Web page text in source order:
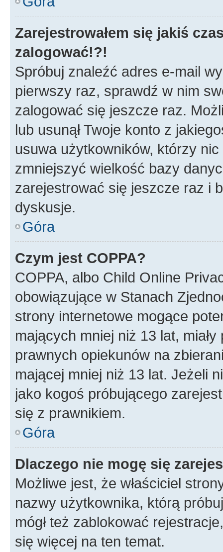
Zarejestrowałem się jakiś
zalogować!?!
Spróbuj znaleźć adres e-mail
pierwszy raz, sprawdź w nim
zalogować się jeszcze raz.
lub usunął Twoje konto z
usuwa użytkowników, którzy
zmniejszyć wielkość bazy
zarejestrować się jeszcze raz i
dyskusje.
Góra
Czym jest COPPA?
COPPA, albo Child Online
obowiązujące w Stanach
strony internetowe mogące
mających mniej niż 13 lat,
prawnych opiekunów na
mającej mniej niż 13 lat. Jeżeli
jako kogoś próbującego
się z prawnikiem.
Góra
Dlaczego nie mogę się
Możliwe jest, że właściciel
nazwy użytkownika, którą
mógł też zablokować
się więcej na ten temat.